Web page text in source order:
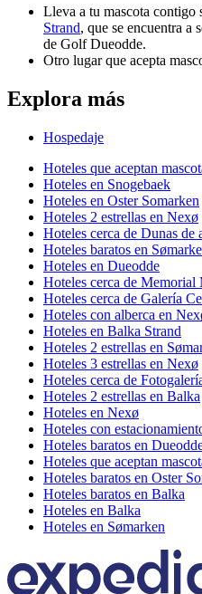
Lleva a tu mascota contigo
Strand, que se encuentra a
de Golf Dueodde.
Otro lugar que acepta
Explora más
Hospedaje
Hoteles que aceptan
Hoteles en Snogebaek
Hoteles en Oster Somarken
Hoteles 2 estrellas en Nexø
Hoteles cerca de Dunas de
Hoteles baratos en
Hoteles en Dueodde
Hoteles cerca de
Hoteles cerca de Galería
Hoteles con alberca en
Hoteles en Balka Strand
Hoteles 2 estrellas en
Hoteles 3 estrellas en Nexø
Hoteles cerca de
Hoteles 2 estrellas en Balka
Hoteles en Nexø
Hoteles con
Hoteles baratos en
Hoteles que aceptan
Hoteles baratos en Oster
Hoteles baratos en Balka
Hoteles en Balka
Hoteles en Sømarken